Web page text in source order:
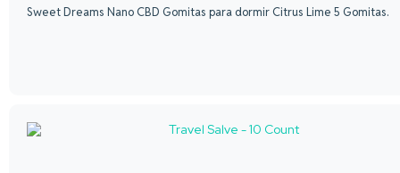
Sweet Dreams Nano CBD Gomitas para dormir Citrus Lime 5 Gomitas.